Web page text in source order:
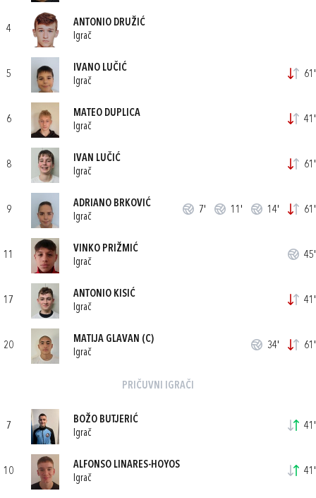
4
ANTONIO DRUŽIĆ
Igrač
5
IVANO LUČIĆ
Igrač
61'
6
MATEO DUPLICA
Igrač
41'
8
IVAN LUČIĆ
Igrač
61'
9
ADRIANO BRKOVIĆ
Igrač
7' 11' 14' 61'
11
VINKO PRIŽMIĆ
Igrač
45'
17
ANTONIO KISIĆ
Igrač
41'
20
MATIJA GLAVAN (C)
Igrač
34' 61'
PRIČUVNI IGRAČI
7
BOŽO BUTJERIĆ
Igrač
41'
10
ALFONSO LINARES-HOYOS
Igrač
41'